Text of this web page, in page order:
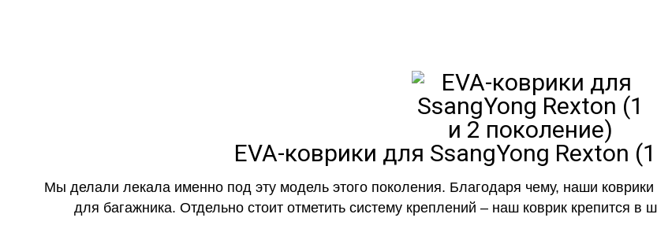
EVA-коврики для SsangYong Rexton
Мы делали лекала именно под эту модель этого поколения. Благодаря чему, наши
для багажника. Отдельно стоит отметить систему креплений – наш коврик крепится в